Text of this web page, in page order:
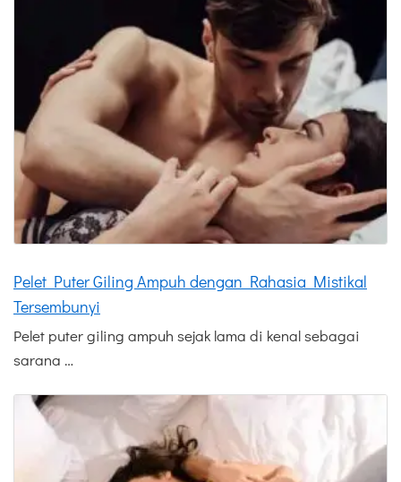
Pelet Puter Giling Ampuh dengan Rahasia Mistikal
Tersembunyi
Pelet puter giling ampuh sejak lama di kenal sebagai
sarana …